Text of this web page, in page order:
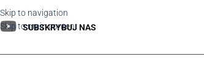
Skip to navigation
Skip to main content
SUBSKRYBUJ NAS